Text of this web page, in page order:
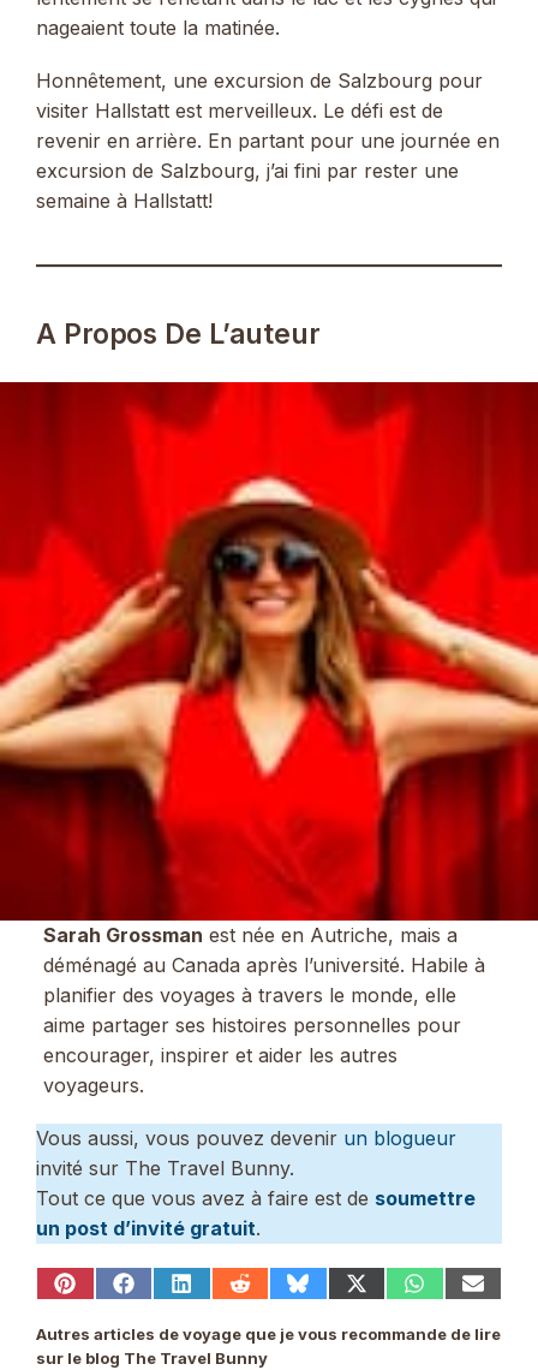
nageaient toute la matinée.
Honnêtement, une excursion de Salzbourg pour
visiter Hallstatt est merveilleux. Le défi est de
revenir en arrière. En partant pour une journée en
excursion de Salzbourg, j’ai fini par rester une
semaine à Hallstatt!
A Propos De L’auteur
Sarah Grossman est née en Autriche, mais a
déménagé au Canada après l’université. Habile à
planifier des voyages à travers le monde, elle
aime partager ses histoires personnelles pour
encourager, inspirer et aider les autres
voyageurs.
Vous aussi, vous pouvez devenir un blogueur
invité sur The Travel Bunny.
Tout ce que vous avez à faire est de soumettre
un post d’invité gratuit.
Share
Pinterest
Share
Facebook
Share
LinkedIn
Share
Reddit
Share
Bluesky
Share
X
(Twitter)
Share
WhatsApp
Share
Email
Autres articles de voyage que je vous recommande de lire
sur le blog The Travel Bunny